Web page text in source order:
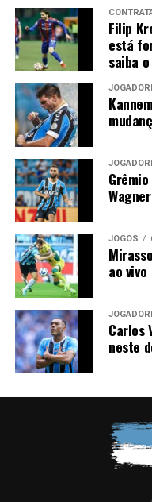
Foto: Lucas Uebel /
Filip
está
saiba
JOGOS
ao vivo
Carlos
neste